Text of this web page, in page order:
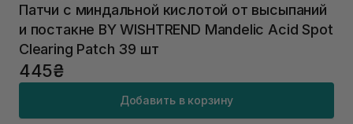
Патчи с миндальной кислотой от высыпаний
и постакне BY WISHTREND Mandelic Acid Spot
Clearing Patch 39 шт
445₴
Добавить в корзину